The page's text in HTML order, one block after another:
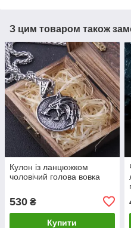
З цим товаром також
Кулон із ланцюжком
чоловічий голова вовка
530 ₴
Купити